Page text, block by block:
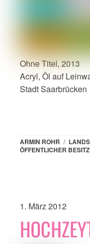
Ohne Titel, 2013
Acryl, Öl auf
Stadt Saarbrücken
ARMIN ROHR /
ÖFFENTLICHER BESITZ
1. März 2012